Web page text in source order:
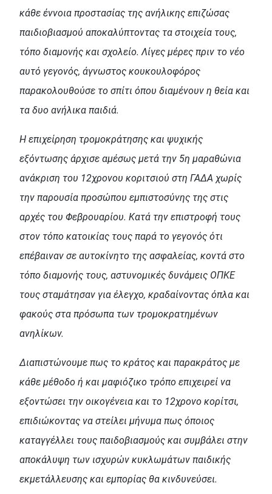
κάθε έννοια προστασίας της ανήλικης επιζώσας
παιδιοβιασμού αποκαλύπτοντας τα στοιχεία τους,
τόπο διαμονής και σχολείο. Λίγες μέρες πριν το νέο
αυτό γεγονός, άγνωστος κουκουλοφόρος
παρακολουθούσε το σπίτι όπου διαμένουν η θεία και
τα δυο ανήλικα παιδιά.
Η επιχείρηση τρομοκράτησης και ψυχικής
εξόντωσης άρχισε αμέσως μετά την 5η μαραθώνια
ανάκριση του 12χρονου κοριτσιού στη ΓΑΔΑ χωρίς
την παρουσία προσώπου εμπιστοσύνης της στις
αρχές του Φεβρουαρίου. Κατά την επιστροφή τους
στον τόπο κατοικίας τους παρά το γεγονός ότι
επέβαιναν σε αυτοκίνητο της ασφαλείας, κοντά στο
τόπο διαμονής τους, αστυνομικές δυνάμεις ΟΠΚΕ
τους σταμάτησαν για έλεγχο, κραδαίνοντας όπλα και
φακούς στα πρόσωπα των τρομοκρατημένων
ανηλίκων.
Διαπιστώνουμε πως το κράτος και παρακράτος με
κάθε μέθοδο ή και μαφιόζικο τρόπο επιχειρεί να
εξοντώσει την οικογένεια και το 12χρονο κορίτσι,
επιδιώκοντας να στείλει μήνυμα πως όποιος
καταγγέλλει τους παιδοβιασμούς και συμβάλει στην
αποκάλυψη των ισχυρών κυκλωμάτων παιδικής
εκμετάλλευσης και εμπορίας θα κινδυνεύσει.